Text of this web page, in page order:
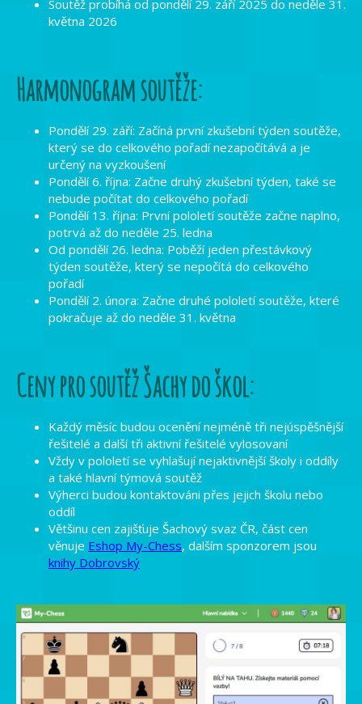
Soutěž probíhá od pondělí 29. září 2025 do neděle 31.
května 2026
Harmonogram soutěže:
Pondělí 29. září: Začíná první zkušební týden soutěže,
který se do celkového pořadí nezapočítává a je
určený na vyzkoušení
Pondělí 6. října: Začne druhý zkušební týden, také se
nebude počítat do celkového pořadí
Pondělí 13. října: První pololetí soutěže začne naplno,
potrvá až do neděle 25. ledna
Od pondělí 26. ledna: Poběží jeden přestávkový
týden soutěže, který se nepočítá do celkového
pořadí
Pondělí 2. února: Začne druhé pololetí soutěže, které
pokračuje až do neděle 31. května
Ceny pro soutěž Šachy do škol:
Každý měsíc budou ocenění nejméně tři nejúspěšnější
řešitelé a další tři aktivní řešitelé vylosovaní
Vždy v pololetí se vyhlašují nejaktivnější školy i oddíly
a také hlavní týmová soutěž
Výherci budou kontaktováni přes jejich školu nebo
oddíl
Většinu cen zajišťuje Šachový svaz ČR, část cen
věnuje Eshop My-Chess, dalším sponzorem jsou
knihy Dobrovský